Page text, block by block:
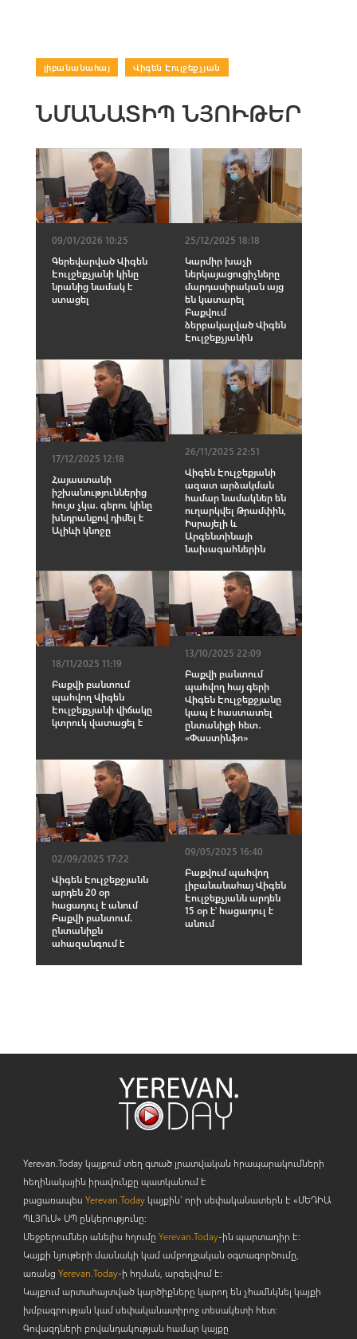
լիբանանահայ Վիգեն Էուլջեքչյան
ՆՄԱՆԱՏԻՊ ՆՅՈՒԹԵՐ
09/01/2026 10:25
Գերեվարված Վիգեն
Էուլջեքչյանի կինը
նրանից նամակ է
ստացել
25/12/2025 18:18
Կարմիր խաչի
ներկայացուցիչները
մարդասիրական այց
են կատարել
Բաքվում
ձերբակալված Վիգեն
Էուլջեքչյանին
17/12/2025 12:18
Հայաստանի
իշխանություններից
հույս չկա. գերու կինը
խնդրանքով դիմել է
Ալիևի կնոջը
26/11/2025 22:51
Վիգեն Էուլջեքյանի
ազատ արձակման
համար նամակներ են
ուղարկվել Թրամփին,
Իսրայելի և
Արգենտինայի
նախագահներին
18/11/2025 11:19
Բաքվի բանտում
պահվող Վիգեն
Էուլջեքչյանի վիճակը
կտրուկ վատացել է
13/10/2025 22:09
Բաքվի բանտում
պահվող հայ գերի
Վիգեն Էուլջեքջյանը
կապ է հաստատել
ընտանիքի հետ․
«Փաստինֆո»
02/09/2025 17:22
Վիգեն Էուլջեքջյանն
արդեն 20 օր
հացադուլ է անում
Բաքվի բանտում.
ընտանիքն
ահազանգում է
09/05/2025 16:40
Բաքվում պահվող
լիբանանահայ Վիգեն
Էուլջեքչյանն արդեն
15 օր է՝ հացադուլ է
անում
Yerevan.Today կայքում տեղ գտած լրատվական հրապարակումների
հեղինակային իրավունքը պատկանում է
բացառապես Yerevan.Todayկայքին` որի սեփականատերն է «ՄԵԴԻԱ
ՊԼՅՈւՍ» ՍՊ ընկերությունը։
Մեջբերումներ անելիս հղումը Yerevan.Today-ին պարտադիր է:
Կայքի նյութերի մասնակի կամ ամբողջական օգտագործումը,
առանց Yerevan.Today-ի հղման, արգելվում է:
Կայքում արտահայտված կարծիքները կարող են չհամնկնել կայքի
խմբագրության կամ սեփականատիրոջ տեսակետի հետ:
Գովազդների բովանդակության համար կայքը